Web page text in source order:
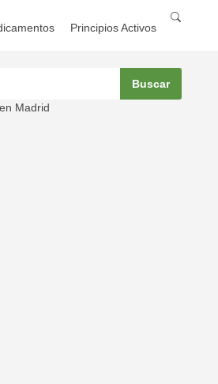
Principios Activos
Madrid